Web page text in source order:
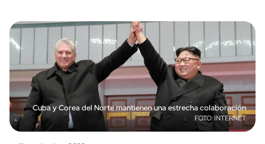
Cuba y Corea del Norte mantienen una estrecha colaboración
INTERNET